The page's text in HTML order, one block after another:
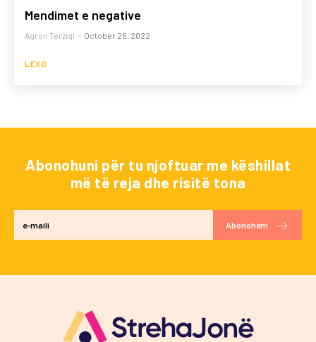
Mendimet e negative
Agron Terziqi - October 26, 2022
LEXO
Abonohuni për tu njoftuar me këshillat
më të reja dhe risitë tona
Abonohem